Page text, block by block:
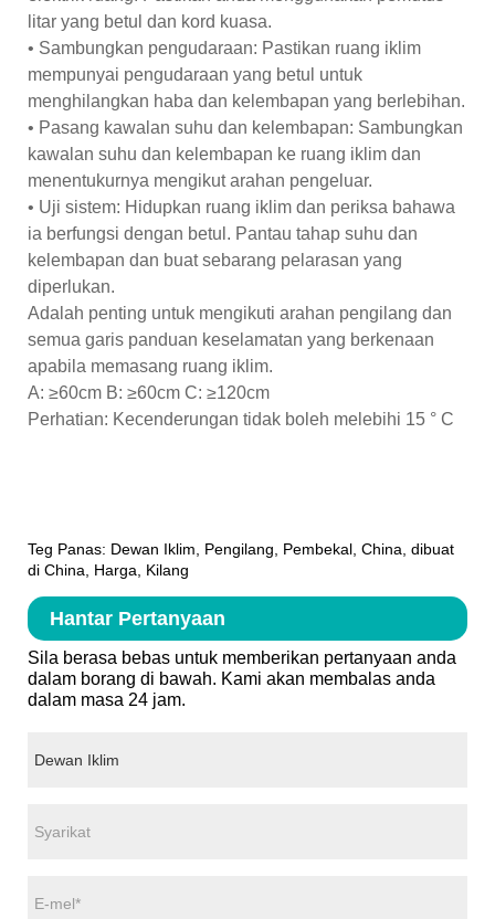
litar yang betul dan kord kuasa.
• Sambungkan pengudaraan: Pastikan ruang iklim
mempunyai pengudaraan yang betul untuk
menghilangkan haba dan kelembapan yang berlebihan.
• Pasang kawalan suhu dan kelembapan: Sambungkan
kawalan suhu dan kelembapan ke ruang iklim dan
menentukurnya mengikut arahan pengeluar.
• Uji sistem: Hidupkan ruang iklim dan periksa bahawa
ia berfungsi dengan betul. Pantau tahap suhu dan
kelembapan dan buat sebarang pelarasan yang
diperlukan.
Adalah penting untuk mengikuti arahan pengilang dan
semua garis panduan keselamatan yang berkenaan
apabila memasang ruang iklim.
A: ≥60cm B: ≥60cm C: ≥120cm
Perhatian: Kecenderungan tidak boleh melebihi 15 ° C
Teg Panas: Dewan Iklim, Pengilang, Pembekal, China, dibuat
di China, Harga, Kilang
Hantar Pertanyaan
Sila berasa bebas untuk memberikan pertanyaan anda
dalam borang di bawah. Kami akan membalas anda
dalam masa 24 jam.